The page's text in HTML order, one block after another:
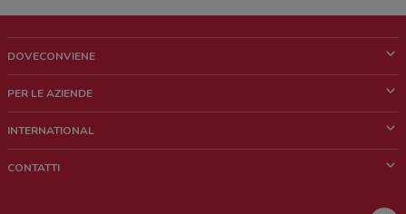
DOVECONVIENE
Chi siamo
Lavora con noi
PER LE AZIENDE
Richieste commerciali e marketing
INTERNATIONAL
CONTATTI